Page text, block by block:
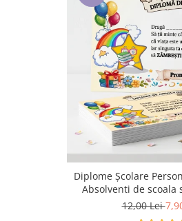
Diplome Școlare
Absolventi de scoala
12,00 Lei